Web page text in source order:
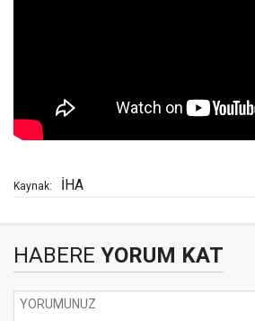
Kaynak: İHA
HABERE YORUM KAT